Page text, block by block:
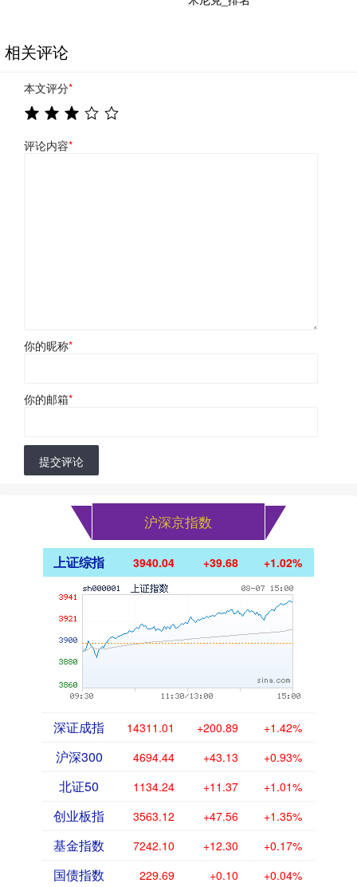
相关评论
本文评分*
评论内容*
你的昵称*
你的邮箱*
提交评论
沪深京指数
上证综指 3940.04 +39.68 +1.02%
深证成指 14311.01 +200.89 +1.42%
沪深300 4694.44 +43.13 +0.93%
北证50 1134.24 +11.37 +1.01%
创业板指 3563.12 +47.56 +1.35%
基金指数 7242.10 +12.30 +0.17%
国债指数 229.69 +0.10 +0.04%